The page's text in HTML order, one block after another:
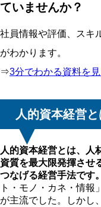
ていませんか？
社員情報や評価、スキ
がわかります。
⇒3分でわかる資料を見
人的資本経営
人的資本経営とは、人
資質を最大限発揮させ
つなげる経営手法です。
ト・モノ・カネ・情報
が主流でした。しかし